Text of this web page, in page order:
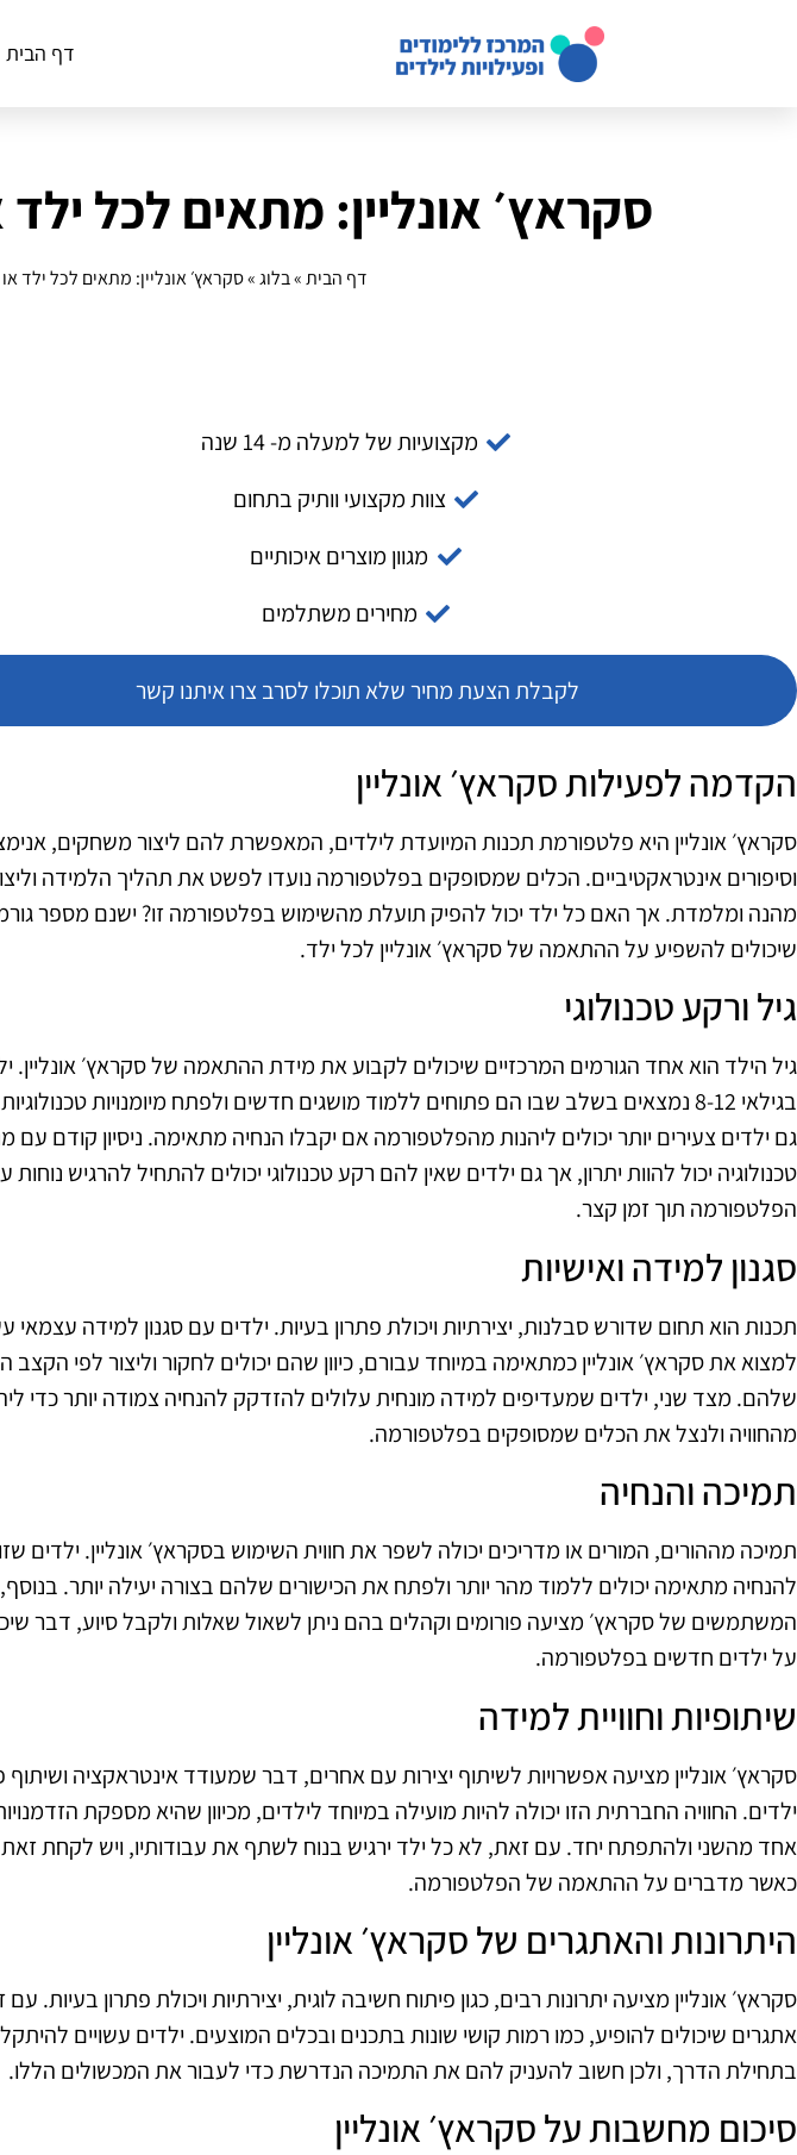
דף הבית
סקראץ׳ אונליין: מתאים לכל
דף הבית»בלוג»סקראץ׳ אונליין: מתאים לכל ילד
מקצועיות של למעלה מ- 14 שנה
צוות מקצועי וותיק בתחום
מגוון מוצרים איכותיים
מחירים משתלמים
לקבלת הצעת מחיר שלא תוכלו לסרב צרו איתנו קשר
הקדמה לפעילות סקראץ׳ אונליין
סקראץ׳ אונליין היא פלטפורמת תכנות המיועדת לילדים, המאפשרת להם ליצור משחקים,
וסיפורים אינטראקטיביים. הכלים שמסופקים בפלטפורמה נועדו לפשט את תהליך הלמידה
מהנה ומלמדת. אך האם כל ילד יכול להפיק תועלת מהשימוש בפלטפורמה זו? ישנם מספר
שיכולים להשפיע על ההתאמה של סקראץ׳ אונליין לכל ילד.
גיל ורקע טכנולוגי
גיל הילד הוא אחד הגורמים המרכזיים שיכולים לקבוע את מידת ההתאמה של סקראץ׳ אונליין.
בגילאי 8-12 נמצאים בשלב שבו הם פתוחים ללמוד מושגים חדשים ולפתח מיומנויות
גם ילדים צעירים יותר יכולים ליהנות מהפלטפורמה אם יקבלו הנחיה מתאימה. ניסיון קודם עם
טכנולוגיה יכול להוות יתרון, אך גם ילדים שאין להם רקע טכנולוגי יכולים להתחיל להרגיש נוחות
הפלטפורמה תוך זמן קצר.
סגנון למידה ואישיות
תכנות הוא תחום שדורש סבלנות, יצירתיות ויכולת פתרון בעיות. ילדים עם סגנון למידה עצמאי
למצוא את סקראץ׳ אונליין כמתאימה במיוחד עבורם, כיוון שהם יכולים לחקור וליצור לפי הקצב
שלהם. מצד שני, ילדים שמעדיפים למידה מונחית עלולים להזדקק להנחיה צמודה יותר כדי
מהחוויה ולנצל את הכלים שמסופקים בפלטפורמה.
תמיכה והנחיה
תמיכה מההורים, המורים או מדריכים יכולה לשפר את חווית השימוש בסקראץ׳ אונליין. ילדים
להנחיה מתאימה יכולים ללמוד מהר יותר ולפתח את הכישורים שלהם בצורה יעילה יותר.
המשתמשים של סקראץ׳ מציעה פורומים וקהלים בהם ניתן לשאול שאלות ולקבל סיוע, דבר
על ילדים חדשים בפלטפורמה.
שיתופיות וחוויית למידה
סקראץ׳ אונליין מציעה אפשרויות לשיתוף יצירות עם אחרים, דבר שמעודד אינטראקציה ושיתוף
ילדים. החוויה החברתית הזו יכולה להיות מועילה במיוחד לילדים, מכיוון שהיא מספקת
אחד מהשני ולהתפתח יחד. עם זאת, לא כל ילד ירגיש בנוח לשתף את עבודותיו, ויש לקחת
כאשר מדברים על ההתאמה של הפלטפורמה.
היתרונות והאתגרים של סקראץ׳ אונליין
סקראץ׳ אונליין מציעה יתרונות רבים, כגון פיתוח חשיבה לוגית, יצירתיות ויכולת פתרון בעיות.
אתגרים שיכולים להופיע, כמו רמות קושי שונות בתכנים ובכלים המוצעים. ילדים עשויים
בתחילת הדרך, ולכן חשוב להעניק להם את התמיכה הנדרשת כדי לעבור את המכשולים הללו.
סיכום מחשבות על סקראץ׳ אונליין